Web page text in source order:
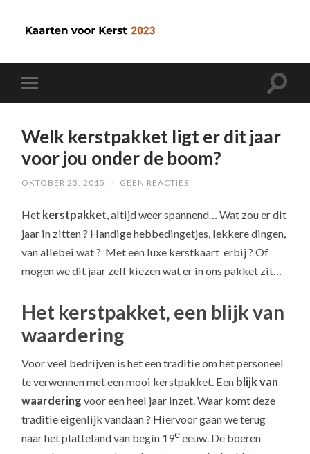
Welk kerstpakket ligt er dit jaar
voor jou onder de boom?
OKTOBER 23, 2015 / GEEN REACTIES
Het kerstpakket , altijd weer spannend… Wat zou er dit
jaar in zitten ? Handige hebbedingetjes, lekkere dingen,
van allebei wat ? Met een luxe kerstkaart erbij ? Of
mogen we dit jaar zelf kiezen wat er in ons pakket zit…
Het kerstpakket, een blijk van
waardering
Voor veel bedrijven is het een traditie om het personeel
te verwennen met een mooi kerstpakket. Een blijk van
waardering voor een heel jaar inzet. Waar komt deze
traditie eigenlijk vandaan ? Hiervoor gaan we terug
naar het platteland van begin 19eeeuw. De boeren